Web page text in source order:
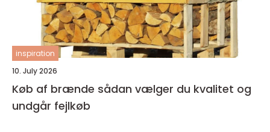
inspiration
10. July 2026
Køb af brænde sådan vælger du kvalitet og
undgår fejlkøb